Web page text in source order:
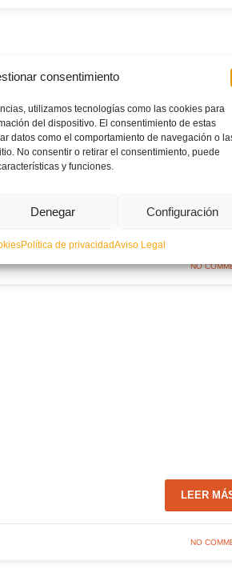
consentimiento
utilizamos tecnologías como las cookies para
del dispositivo. El consentimiento de estas
datos como el comportamiento de navegación o
No consentir o retirar el consentimiento, puede
y funciones.
Denegar Configuración
Política de privacidadAviso Legal
LEER MÁS
NO
LEER
NO